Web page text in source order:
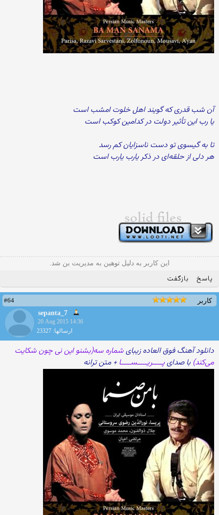
آن شب قدری که گویند اهل خلوت امشب است
یا رب این تأثیر دولت در کدامین کوکب است
تا به گیسوی تو دست ناسزایان کم رسد
هر دلی از حلقه‌ای در ذکر یارب یارب است
این کاربر به دلیل توهین به مدیریت بن شد.
پاسخ بازگفت
کاربر
#64
sepanta_7
20 Aug 2015 14:36
ارسالها: 23327
دانلود آهنگ فوق العاده زیبایشماره سه(بشنو این نی چون شکایت
می‌کند) با صدایپـــــریـــــســـــا+ متن ترانه